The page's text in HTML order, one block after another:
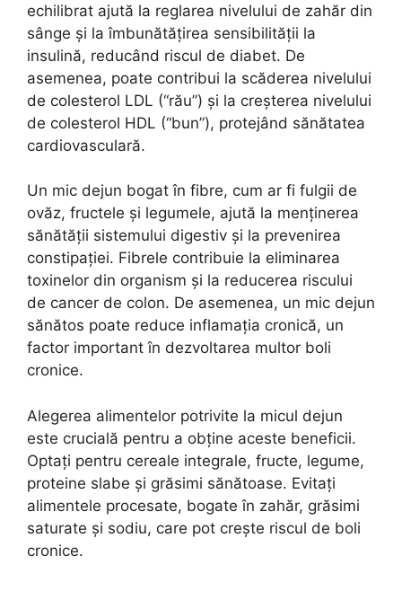
echilibrat ajută la reglarea nivelului de zahăr din
sânge și la îmbunătățirea sensibilității la
insulină, reducând riscul de diabet. De
asemenea, poate contribui la scăderea nivelului
de colesterol LDL (“rău”) și la creșterea nivelului
de colesterol HDL (“bun”), protejând sănătatea
cardiovasculară.
Un mic dejun bogat în fibre, cum ar fi fulgii de
ovăz, fructele și legumele, ajută la menținerea
sănătății sistemului digestiv și la prevenirea
constipației. Fibrele contribuie la eliminarea
toxinelor din organism și la reducerea riscului
de cancer de colon. De asemenea, un mic dejun
sănătos poate reduce inflamația cronică, un
factor important în dezvoltarea multor boli
cronice.
Alegerea alimentelor potrivite la micul dejun
este crucială pentru a obține aceste beneficii.
Optați pentru cereale integrale, fructe, legume,
proteine slabe și grăsimi sănătoase. Evitați
alimentele procesate, bogate în zahăr, grăsimi
saturate și sodiu, care pot crește riscul de boli
cronice.